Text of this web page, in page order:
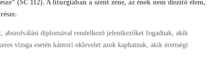
(SC112). A liturgiában a szent zene, az ének nem díszítő elem,
diplomával rendelkező jelentkezőket fogadnak, akik
vizsga esetén kántori oklevelet azok kaphatnak, akik érettségi